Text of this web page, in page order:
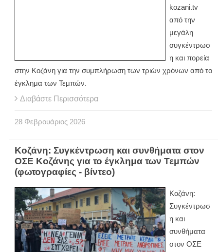
kozani.tv
από την
μεγάλη
συγκέντρωσ
η και πορεία
στην Κοζάνη για την συμπλήρωση των τριών χρόνων από το
έγκλημα των Τεμπών.
Διαβάστε Περισσότερα
28 Φεβρουάριος 2026
Κοζάνη: Συγκέντρωση και συνθήματα στον
ΟΣΕ Κοζάνης για το έγκλημα των Τεμπών
(φωτογραφίες - βίντεο)
Κοζάνη:
Συγκέντρωσ
η και
συνθήματα
στον ΟΣΕ